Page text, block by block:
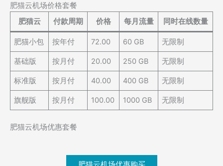
肥猫云机场价格套餐
肥猫云
付款周期 价格 每月流量 同时在线数量
肥猫小包 按年付 72.00 60 GB 无限制
基础版 按月付 20.00 250 GB 无限制
标准版 按月付 40.00 400 GB 无限制
旗舰版 按月付 100.00 1000 GB 无限制
肥猫云机场优惠套餐